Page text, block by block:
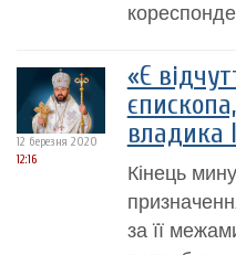
12 березня 2020
12:16
«Є
владика
Кінець
за її